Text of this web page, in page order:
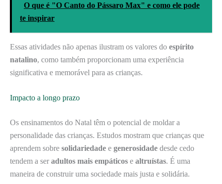
O que é "O Canto do Pássaro Max" e como ele pode
te inspirar
Essas atividades não apenas ilustram os valores do espírito
natalino, como também proporcionam uma experiência
significativa e memorável para as crianças.
Impacto a longo prazo
Os ensinamentos do Natal têm o potencial de moldar a
personalidade das crianças. Estudos mostram que crianças que
aprendem sobre solidariedade e generosidade desde cedo
tendem a ser adultos mais empáticos e altruístas. É uma
maneira de construir uma sociedade mais justa e solidária.